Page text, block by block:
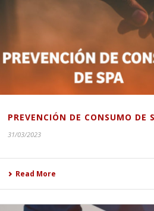
PREVENCIÓN DE CONSUMO DE
31/03/2023
Read More